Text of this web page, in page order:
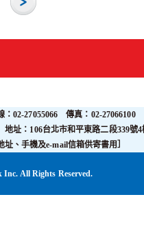
02-27055066 傳真：02-27066100
址：106台北市和平東路二段339號4
、手機及e-mail信箱供寄書用］
All Rights Reserved.